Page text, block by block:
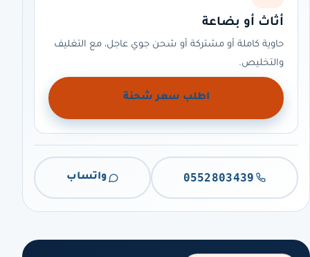
أثاث أو بضاعة
حاوية كاملة أو مشتركة أو شحن جوي عاجل، مع التغليف
والتخليص.
اطلب سعر شحنة
0552803439 واتساب